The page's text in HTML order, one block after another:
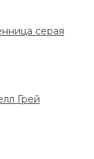
серая
Грей